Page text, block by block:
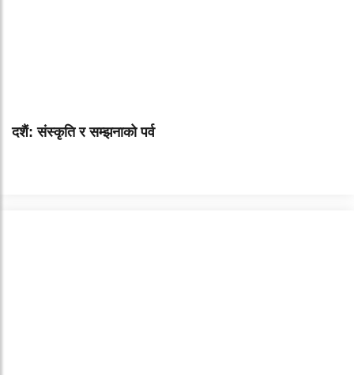
दशैं: संस्कृति र सम्झनाको पर्व